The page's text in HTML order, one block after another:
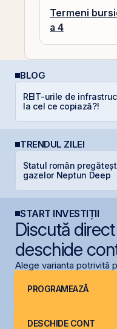
Termeni
a 4
BLOG
REIT-urile de
la cel ce copiază?!
TRENDUL ZILEI
Statul român
gazelor Neptun Deep
START INVESTIȚII
Discută
deschide
Alege varianta potrivită
PROGRAMEAZĂ
DESCHIDE CONT